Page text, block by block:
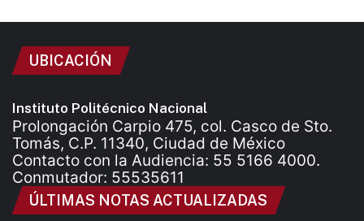
UBICACIÓN
Instituto Politécnico Nacional
Prolongación Carpio 475, col. Casco de Sto.
Tomás, C.P. 11340, Ciudad de México
Contacto con la Audiencia: 55 5166 4000.
Conmutador: 55535611
ÚLTIMAS NOTAS ACTUALIZADAS